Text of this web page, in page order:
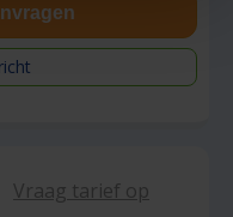
Vraag tarief op